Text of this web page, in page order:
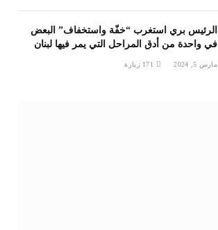
الرئيس بري استغرب “خفّة واستخفاف” البعض
في واحدة من أدق المراحل التي يمر فيها لبنان
مارس 5, 2024 171 زيارة